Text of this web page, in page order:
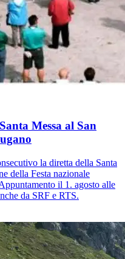
Messa al San
la diretta della Santa
della Festa nazionale
il 1. agosto alle
da SRF e RTS.